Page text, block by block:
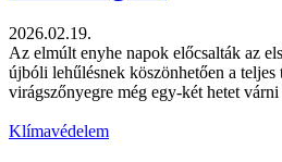
2026.02.19.
Az elmúlt enyhe napok előcsalták az
újbóli lehűlésnek köszönhetően a teljes
virágszőnyegre még egy-két hetet
Klímavédelem